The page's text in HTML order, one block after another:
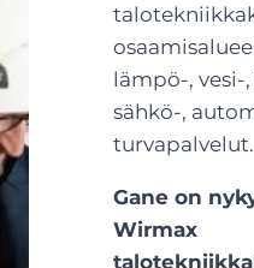
lämpö-, vesi-
sähkö-,
turvapalvelut.
Gane on
Wirmax